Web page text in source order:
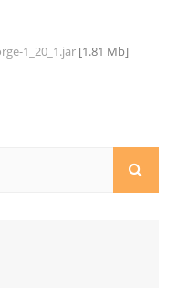
1_20_1.jar